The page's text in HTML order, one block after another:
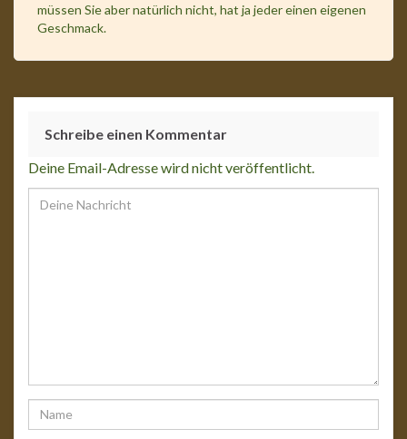
müssen Sie aber natürlich nicht, hat ja jeder einen eigenen
Geschmack.
Schreibe einen Kommentar
Deine Email-Adresse wird nicht veröffentlicht.